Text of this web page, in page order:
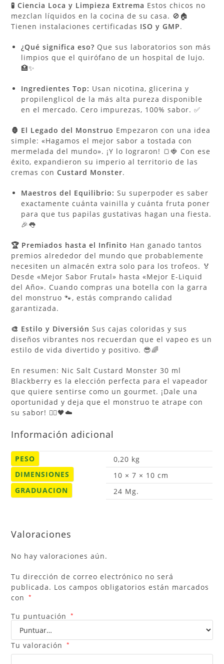
🧪 Ciencia Loca y Limpieza Extrema Estos chicos no
mezclan líquidos en la cocina de su casa. 🚫🏠
Tienen instalaciones certificadas ISO y GMP.
¿Qué significa eso? Que sus laboratorios son más
limpios que el quirófano de un hospital de lujo.
🏥✨
Ingredientes Top: Usan nicotina, glicerina y
propilenglicol de la más alta pureza disponible
en el mercado. Cero impurezas, 100% sabor. ✅
🦍 El Legado del Monstruo Empezaron con una idea
simple: «Hagamos el mejor sabor a tostada con
mermelada del mundo». ¡Y lo lograron! 🍞🍓 Con ese
éxito, expandieron su imperio al territorio de las
cremas conCustard Monster.
Maestros del Equilibrio: Su superpoder es saber
exactamente cuánta vainilla y cuánta fruta poner
para que tus papilas gustativas hagan una fiesta.
🎉👅
🏆 Premiados hasta el Infinito Han ganado tantos
premios alrededor del mundo que probablemente
necesiten un almacén extra solo para los trofeos. 🏅
Desde «Mejor Sabor Frutal» hasta «Mejor E-Liquid
del Año». Cuando compras una botella con la garra
del monstruo 🐾, estás comprando calidad
garantizada.
🎨 Estilo y Diversión Sus cajas coloridas y sus
diseños vibrantes nos recuerdan que el vapeo es un
estilo de vida divertido y positivo. 😎🌈
En resumen: Nic Salt Custard Monster 30 ml
Blackberry es la elección perfecta para el vapeador
que quiere sentirse como un gourmet. ¡Dale una
oportunidad y deja que el monstruo te atrape con
su sabor! 🧟‍♂️🖤☁️
Información adicional
PESO
0,20 kg
DIMENSIONES
10 × 7 × 10 cm
GRADUACION
24 Mg.
Valoraciones
No hay valoraciones aún.
Tu dirección de correo electrónico no será
publicada. Los campos obligatorios están marcados
con
*
Tu puntuación *
Tu valoración *